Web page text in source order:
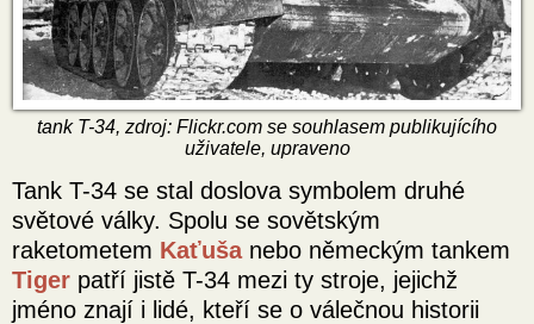
tank T-34, zdroj: Flickr.com se souhlasem publikujícího
uživatele, upraveno
Tank T-34 se stal doslova symbolem druhé
světové války. Spolu se sovětským
raketometem Kaťušanebo německým tankem
Tiger patří jistě T-34 mezi ty stroje, jejichž
jméno znají i lidé, kteří se o válečnou historii